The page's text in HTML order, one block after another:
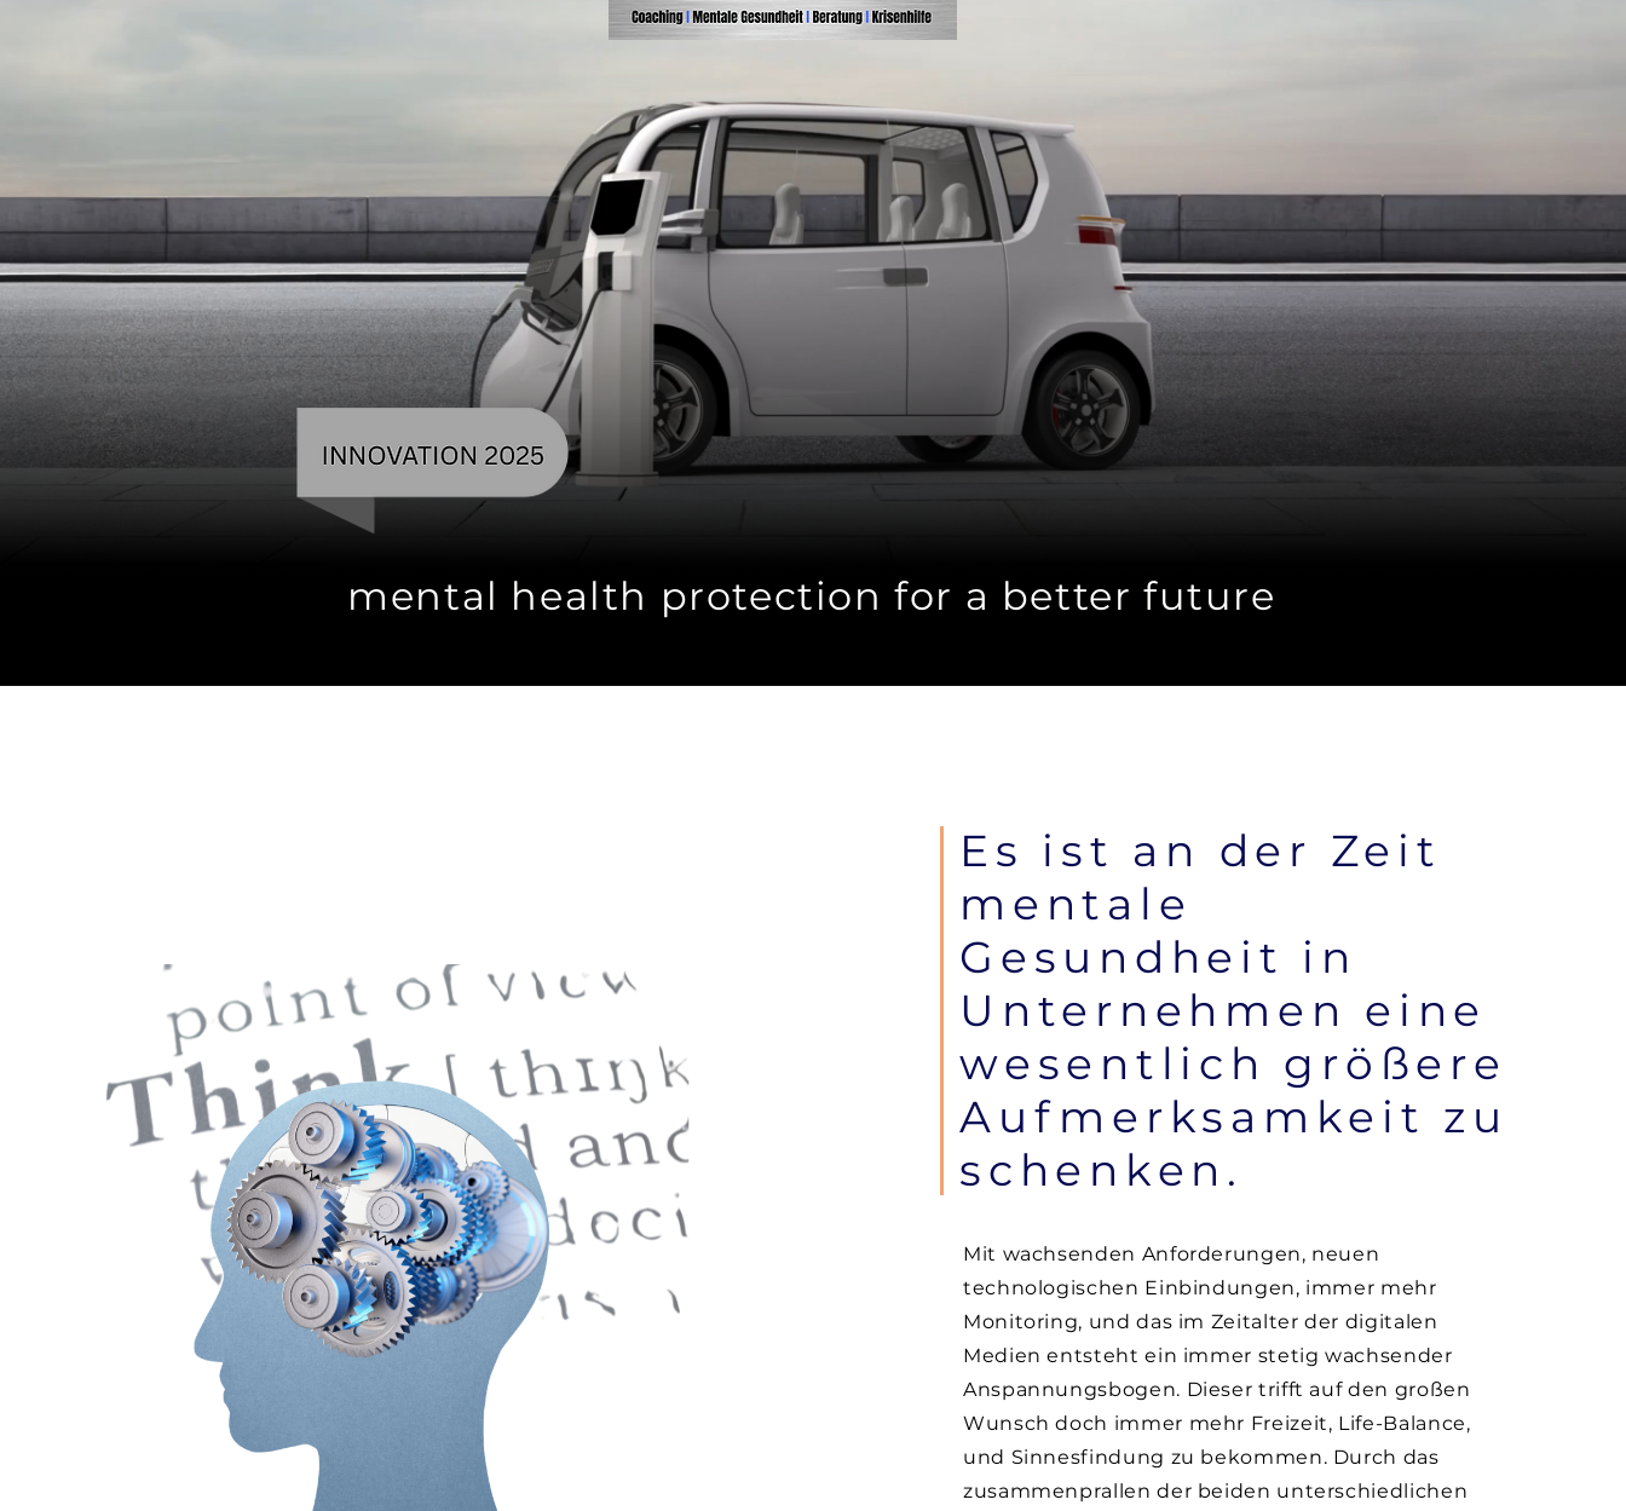
mental health protection for a better future
Es ist an der Zeit
mentale
Gesundheit in
Unternehmen eine
wesentlich größere
Aufmerksamkeit zu
schenken.
VISION
Mit wachsenden Anforderungen, neuen
technologischen Einbindungen, immer mehr
Monitoring, und das im Zeitalter der digitalen
Medien entsteht ein immer stetig wachsender
Anspannungsbogen. Dieser trifft auf den großen
Wunsch doch immer mehr Freizeit, Life-Balance,
und Sinnesfindung zu bekommen. Durch das
zusammenprallen der beiden unterschiedlichen